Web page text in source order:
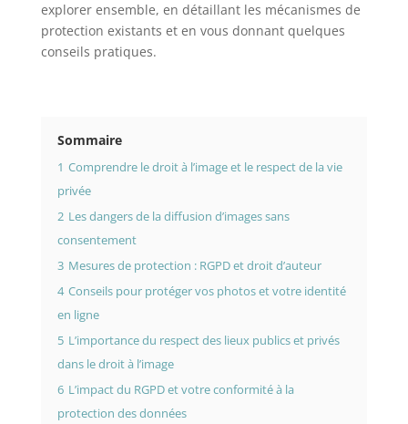
explorer ensemble, en détaillant les mécanismes de
protection existants et en vous donnant quelques
conseils pratiques.
Sommaire
1 Comprendre le droit à l’image et le respect de la vie
privée
2 Les dangers de la diffusion d’images sans
consentement
3 Mesures de protection : RGPD et droit d’auteur
4 Conseils pour protéger vos photos et votre identité
en ligne
5 L’importance du respect des lieux publics et privés
dans le droit à l’image
6 L’impact du RGPD et votre conformité à la
protection des données